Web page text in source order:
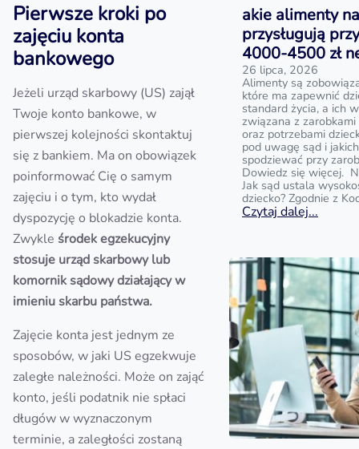
Pierwsze kroki po
zajęciu konta
bankowego
Jeżeli urząd skarbowy (US) zajął
Twoje konto bankowe, w
pierwszej kolejności skontaktuj
się z bankiem. Ma on obowiązek
poinformować Cię o samym
zajęciu i o tym, kto wydał
dyspozycję o blokadzie konta.
Zwykle środek egzekucyjny
stosuje urząd skarbowy lub
komornik sądowy działający w
imieniu skarbu państwa.
Zajęcie konta jest jednym ze
sposobów, w jaki US egzekwuje
zaległe należności. Może on zająć
konto, jeśli podatnik nie spłaci
długów w wyznaczonym
terminie, a zaległości zostaną
akie alimenty
przysługują
4000-4500 zł
26 lipca, 2026
Alimenty są
które ma zapewnić
standard życia, a ich
związana z
oraz potrzebami
pod uwagę sąd i
spodziewać przy
Dowiedz się więcej.
Jak sąd ustala
dziecko? Zgodnie z
Czytaj dalej...